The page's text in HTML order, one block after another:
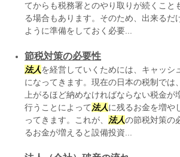
てからも税務署とのやり取りが続くこと
る場合もあります。そのため、出来るだ
ように準備をしておく必要...
節税対策の必要性
法人を経営していくためには、キャッシ
になってきます。現在の日本の税制では、
上がるほど納めなければならない税金
行うことによって 法人に残るお金を増や
ってきます。これが、
法人の節税対策の
るお金が増えると設備投資...